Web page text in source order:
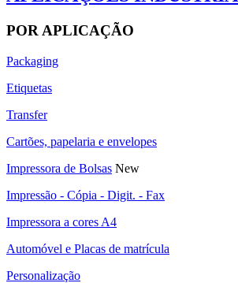
POR APLICAÇÃO
Packaging
Etiquetas
Transfer
Cartões, papelaria e envelopes
Impressora de Bolsas New
Impressão - Cópia - Digit. - Fax
Impressora a cores A4
Automóvel e Placas de matrícula
Personalização